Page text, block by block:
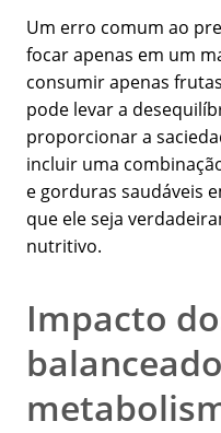
Um erro comum ao
focar apenas em um
consumir apenas
pode levar a
proporcionar a
incluir uma
e gorduras saudáveis
que ele seja
nutritivo.
Impacto